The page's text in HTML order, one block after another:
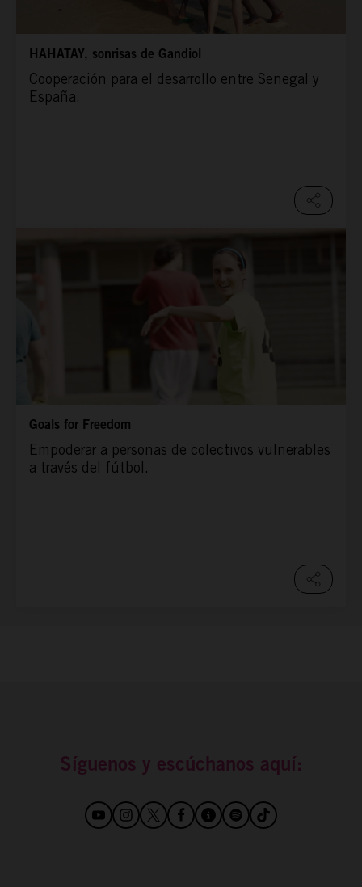
HAHATAY, sonrisas de Gandiol
Cooperación para el desarrollo entre Senegal y
España.
Goals for Freedom
Empoderar a personas de colectivos vulnerables
a través del fútbol.
Síguenos y escúchanos aquí: